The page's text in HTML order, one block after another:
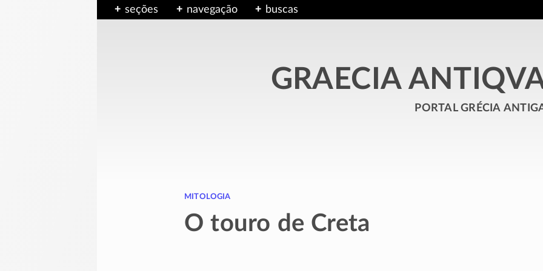
seções navegação buscas
GRAECIA
portal grécia
mitologia
O touro de Creta